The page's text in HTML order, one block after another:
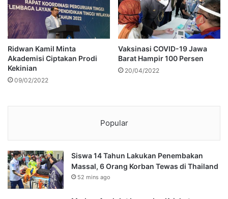
Ridwan Kamil Minta
Akademisi Ciptakan Prodi
Kekinian
09/02/2022
Vaksinasi COVID-19 Jawa
Barat Hampir 100 Persen
20/04/2022
Popular
Siswa 14 Tahun Lakukan Penembakan
Massal, 6 Orang Korban Tewas di Thailand
52 mins ago